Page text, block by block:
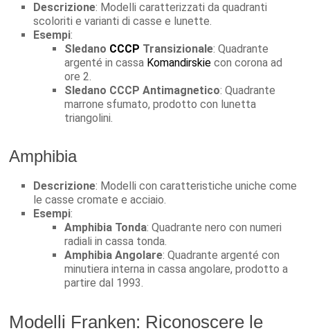
Descrizione: Modelli caratterizzati da quadranti
scoloriti e varianti di casse e lunette.
Esempi:
Sledano CCCP Transizionale: Quadrante
argenté in cassa Komandirskie con corona ad
ore 2.
Sledano CCCP Antimagnetico: Quadrante
marrone sfumato, prodotto con lunetta
triangolini.
Amphibia
Descrizione: Modelli con caratteristiche uniche come
le casse cromate e acciaio.
Esempi:
Amphibia Tonda: Quadrante nero con numeri
radiali in cassa tonda.
Amphibia Angolare: Quadrante argenté con
minutiera interna in cassa angolare, prodotto a
partire dal 1993.
Modelli Franken: Riconoscere le